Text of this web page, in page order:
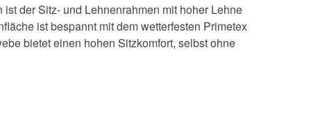
der Sitz- und Lehnenrahmen mit hoher Lehne
ist bespannt mit dem wetterfesten Primetex
bietet einen hohen Sitzkomfort, selbst ohne